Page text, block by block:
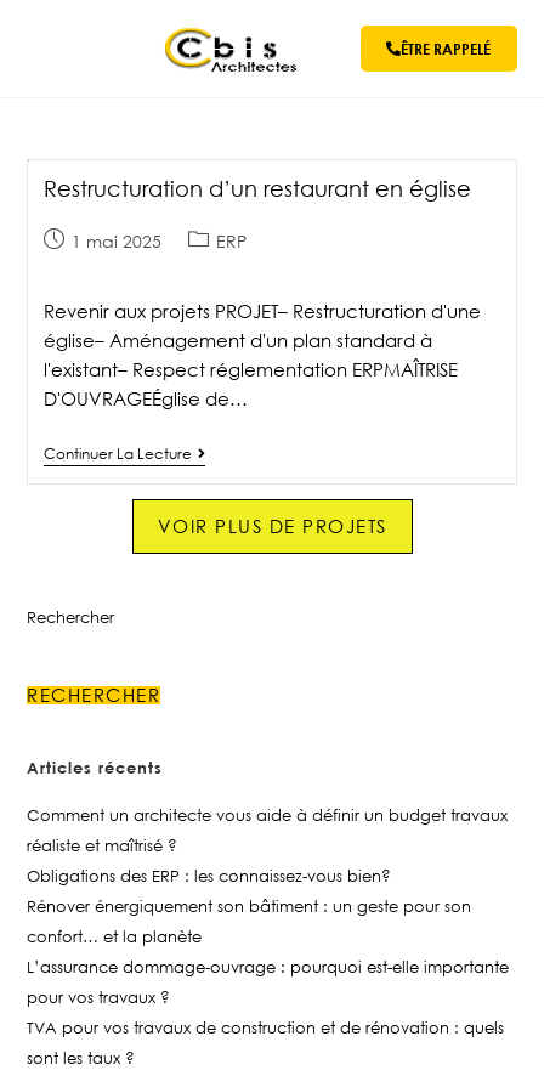
ÊTRE RAPPELÉ
Restructuration d’un restaurant en église
1 mai 2025 ERP
Revenir aux projets PROJET– Restructuration d'une
église– Aménagement d'un plan standard à
l'existant– Respect réglementation ERPMAÎTRISE
D'OUVRAGEÉglise de…
Continuer La Lecture
VOIR PLUS DE PROJETS
Rechercher
RECHERCHER
Articles récents
Comment un architecte vous aide à définir un budget travaux
réaliste et maîtrisé ?
Obligations des ERP : les connaissez-vous bien?
Rénover énergiquement son bâtiment : un geste pour son
confort… et la planète
L’assurance dommage-ouvrage : pourquoi est-elle importante
pour vos travaux ?
TVA pour vos travaux de construction et de rénovation : quels
sont les taux ?